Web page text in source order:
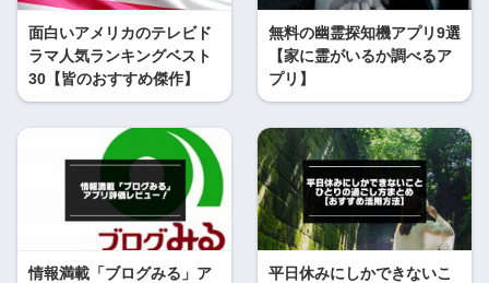
面白いアメリカのテレビド
ラマ人気ランキングベスト
30【皆のおすすめ傑作】
無料の幽霊探知機アプリ9選
【家に霊がいるか調べるア
プリ】
情報満載「ブログみる」ア
平日休みにしかできないこ